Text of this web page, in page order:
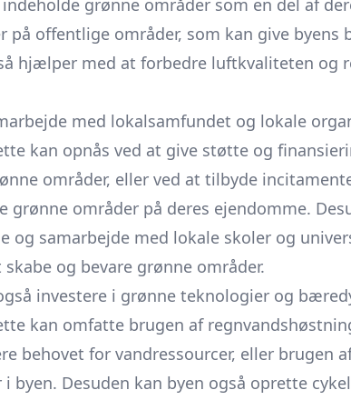
grønne områder som en del af
på offentlige områder, som kan give byens
hjælper med at forbedre luftkvaliteten og
med lokalsamfundet og lokale
kan opnås ved at give støtte og
områder, eller ved at tilbyde
områder på deres ejendomme.
og samarbejde med lokale skoler og
og bevare grønne områder.
investere i grønne teknologier og
kan omfatte brugen af
behovet for vandressourcer, eller brugen
byen. Desuden kan byen også oprette